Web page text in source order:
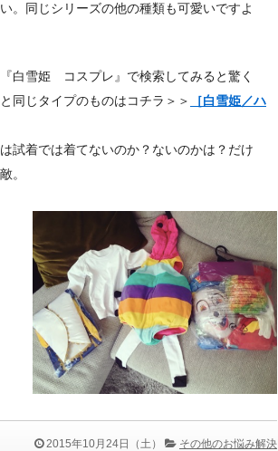
。同じシリーズの他の種類も可愛いですよ
白雪姫 コスプレ』で検索してみると驚く
同じタイプのものはコチラ＞＞
［白雪姫／ハ
試着では着てないのか？ないのかは？だけ
。
2015年10月24日（土） その他のお悩み解決